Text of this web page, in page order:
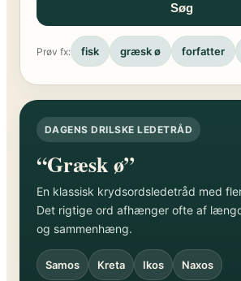
Søg
Prøv fx: fisk græsk ø forfatter
DAGENS DRILSKE LEDETRÅD
“Græsk ø”
En klassisk krydsordsledetråd med
Det rigtige ord afhænger ofte af
og sammenhæng.
Samos Kreta Ikos Naxos